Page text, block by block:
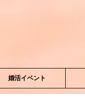
婚活イベント